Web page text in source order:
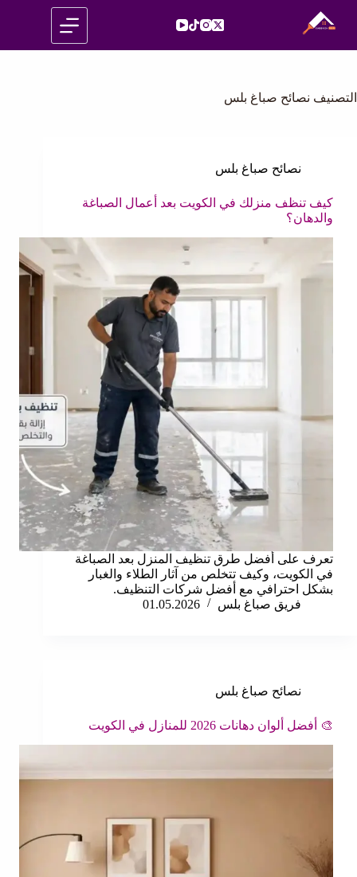
التصنيف نصائح صباغ بلس
نصائح صباغ بلس
كيف تنظف منزلك في الكويت بعد أعمال الصباغة
والدهان؟
تعرف على أفضل طرق تنظيف المنزل بعد الصباغة
في الكويت، وكيف تتخلص من آثار الطلاء والغبار
بشكل احترافي مع أفضل شركات التنظيف.
فريق صباغ بلس
01.05.2026
نصائح صباغ بلس
🎨 أفضل ألوان دهانات 2026 للمنازل في الكويت